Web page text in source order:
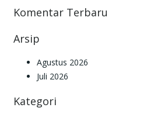
Komentar Terbaru
Arsip
Agustus 2026
Juli 2026
Kategori